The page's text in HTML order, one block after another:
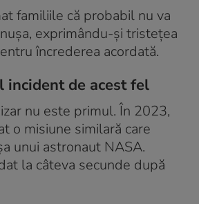
familiile că probabil nu va
exprimându-și tristețea
încrederea acordată.
incident de acest fel
nu este primul. În 2023,
o misiune similară care
unui astronaut NASA.
la câteva secunde după